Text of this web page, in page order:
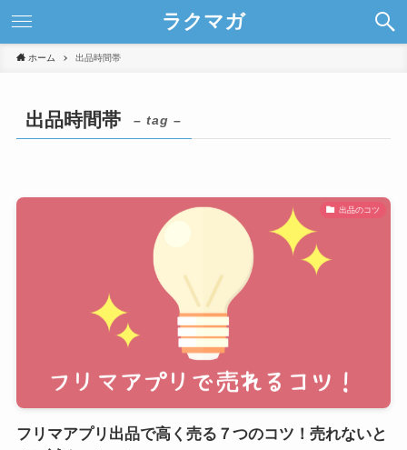
ラクマガ
ホーム 出品時間帯
出品時間帯 – tag –
出品のコツ
フリマアプリ出品で高く売る７つのコツ！売れないと